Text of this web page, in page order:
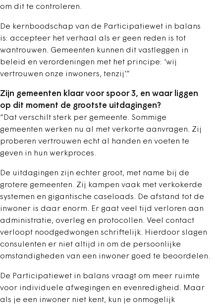
om dit te controleren.
De kernboodschap van de Participatiewet in balans
is: accepteer het verhaal als er geen reden is tot
wantrouwen. Gemeenten kunnen dit vastleggen in
beleid en verordeningen met het principe: ‘wij
vertrouwen onze inwoners, tenzij’.”
Zijn gemeenten klaar voor spoor 3, en waar liggen
op dit moment de grootste uitdagingen?
“Dat verschilt sterk per gemeente. Sommige
gemeenten werken nu al met verkorte aanvragen. Zij
proberen vertrouwen echt al handen en voeten te
geven in hun werkproces.
De uitdagingen zijn echter groot, met name bij de
grotere gemeenten. Zij kampen vaak met verkokerde
systemen en gigantische caseloads. De afstand tot de
inwoner is daar enorm. Er gaat veel tijd verloren aan
administratie, overleg en protocollen. Veel contact
verloopt noodgedwongen schriftelijk. Hierdoor slagen
consulenten er niet altijd in om de persoonlijke
omstandigheden van een inwoner goed te beoordelen.
De Participatiewet in balans vraagt om meer ruimte
voor individuele afwegingen en evenredigheid. Maar
als je een inwoner niet kent, kun je onmogelijk